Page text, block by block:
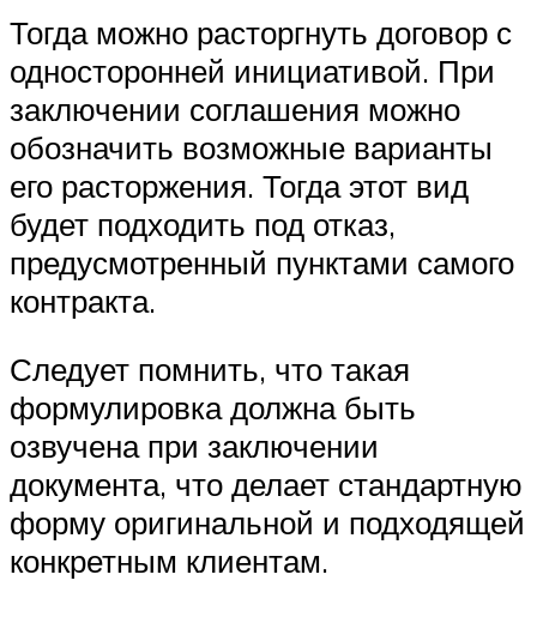
Тогда можно расторгнуть договор с
односторонней инициативой. При
заключении соглашения можно
обозначить возможные варианты
его расторжения. Тогда этот вид
будет подходить под отказ,
предусмотренный пунктами самого
контракта.
Следует помнить, что такая
формулировка должна быть
озвучена при заключении
документа, что делает стандартную
форму оригинальной и подходящей
конкретным клиентам.